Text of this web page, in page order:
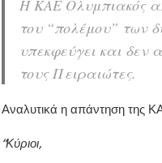
Η ΚΑΕ Ολυμπιακός
του “πολέμου” των
υπεκφεύγει και
τους Πειραιώτες.
Αναλυτικά η απάντηση της
“Κύριοι,